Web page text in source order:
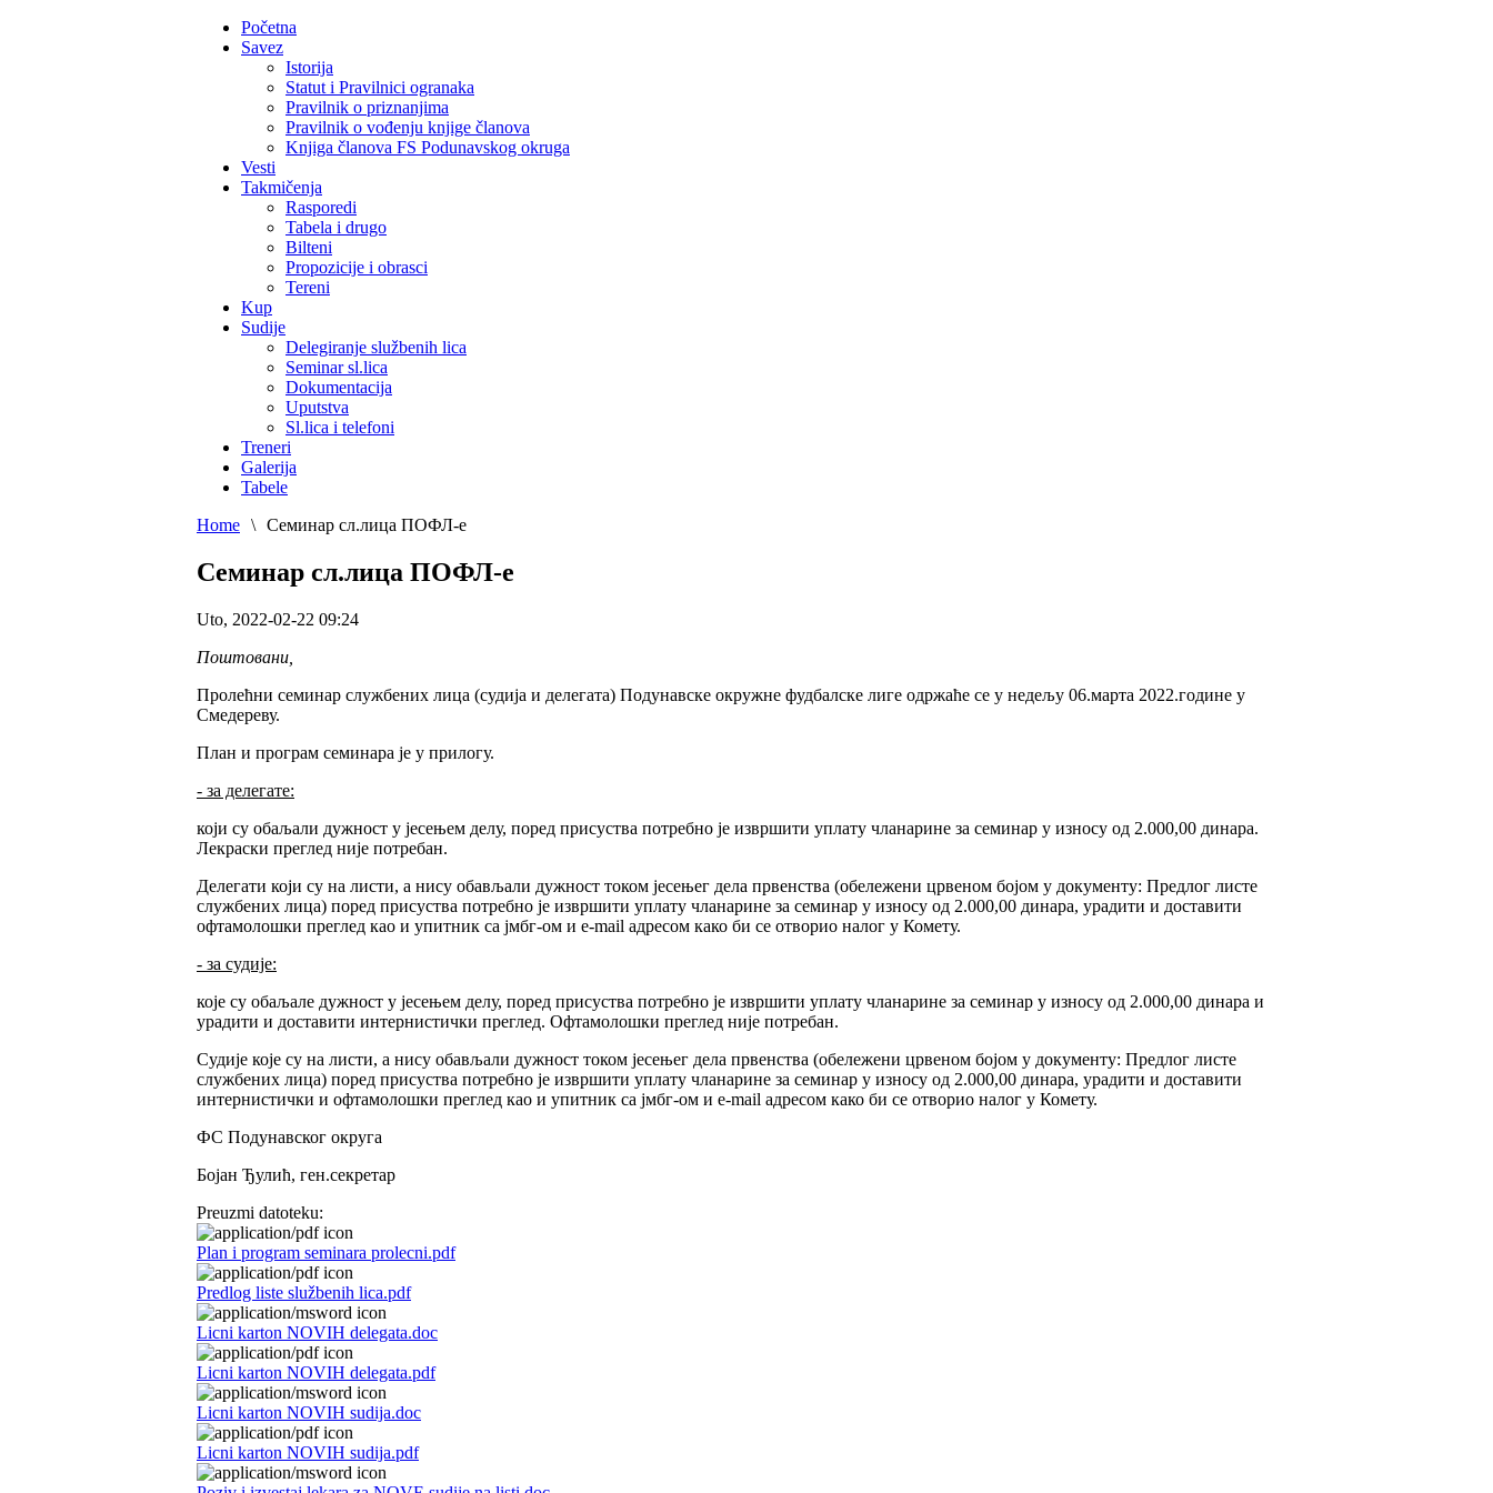
Početna
Savez
Istorija
Statut i Pravilnici ogranaka
Pravilnik o priznanjima
Pravilnik o vođenju knjige članova
Knjiga članova FS Podunavskog okruga
Vesti
Takmičenja
Rasporedi
Tabela i drugo
Bilteni
Propozicije i obrasci
Tereni
Kup
Sudije
Delegiranje službenih lica
Seminar sl.lica
Dokumentacija
Uputstva
Sl.lica i telefoni
Treneri
Galerija
Tabele
Home \ Семинар сл.лица ПОФЛ-е
Семинар сл.лица ПОФЛ-е
Uto, 2022-02-22 09:24
Поштовани,
Пролећни семинар службених лица (судија и делегата) Подунавске окружне фудбалске лиге одржаће се у недељу 06.марта 2022.године у
Смедереву.
План и програм семинара је у прилогу.
- за делегате:
који су обаљали дужност у јесењем делу, поред присуства потребно је извршити уплату чланарине за семинар у износу од 2.000,00 динара.
Лекраски преглед није потребан.
Делегати који су на листи, а нису обављали дужност током јесењег дела првенства (обележени црвеном бојом у документу: Предлог листе
службених лица) поред присуства потребно је извршити уплату чланарине за семинар у износу од 2.000,00 динара, урадити и доставити
офтамолошки преглед као и упитник са јмбг-ом и е-mail адресом како би се отворио налог у Комету.
- за судије:
које су обаљале дужност у јесењем делу, поред присуства потребно је извршити уплату чланарине за семинар у износу од 2.000,00 динара и
урадити и доставити интернистички преглед. Офтамолошки преглед није потребан.
Судије које су на листи, а нису обављали дужност током јесењег дела првенства (обележени црвеном бојом у документу: Предлог листе
службених лица) поред присуства потребно је извршити уплату чланарине за семинар у износу од 2.000,00 динара, урадити и доставити
интернистички и офтамолошки преглед као и упитник са јмбг-ом и е-mail адресом како би се отворио налог у Комету.
ФС Подунавског округа
Бојан Ђулић, ген.секретар
Preuzmi datoteku:
Plan i program seminara prolecni.pdf
Predlog liste službenih lica.pdf
Licni karton NOVIH delegata.doc
Licni karton NOVIH delegata.pdf
Licni karton NOVIH sudija.doc
Licni karton NOVIH sudija.pdf